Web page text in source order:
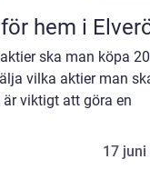
hem i
ska man köpa
vilka aktier man
viktigt att göra en
17 juni